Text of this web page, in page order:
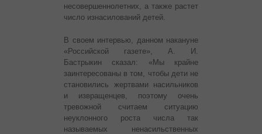
несовершеннолетних, а также растет
число изнасилований детей.
В своем интервью, данном накануне
«Российской газете», А. И.
Бастрыкин сказал: «Мы крайне
заинтересованы в том, чтобы дети не
становились жертвами насильников
и извращенцев, поэтому очень
тревожной считаем ситуацию
неуклонного роста числа так
называемых ненасильственных